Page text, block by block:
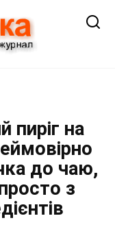
пиріг на
до чаю,
з